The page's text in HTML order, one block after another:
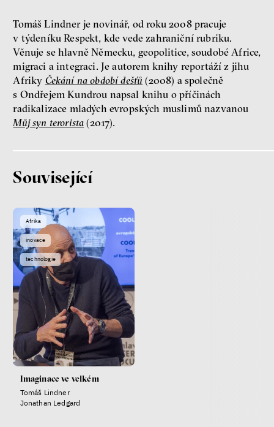
peníze demokracie
Nová pravidla
Tomáš Lindner je novinář, od roku 2008 pracuje
v týdeníku Respekt, kde vede zahraniční rubriku.
Věnuje se hlavně Německu, geopolitice, soudobé Africe,
migraci a integraci. Je autorem knihy reportáží z jihu
Afriky Čekání na období dešťů (2008) a společně
s Ondřejem Kundrou napsal knihu o příčinách
radikalizace mladých evropských muslimů nazvanou
Můj syn terorista (2017).
Související
Afrika
inovace
technologie
Imaginace ve velkém
Tomáš Lindner
Jonathan Ledgard